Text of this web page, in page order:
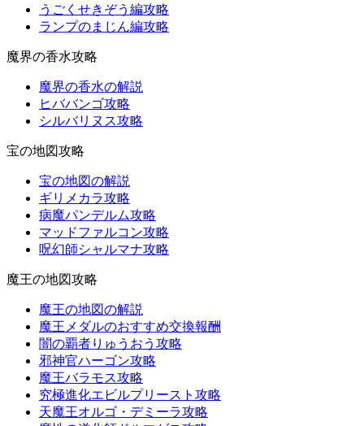
うごくせきぞう編攻略
ランプのまじん編攻略
魔界の香水攻略
魔界の香水の解説
ヒババンゴ攻略
シルバリヌス攻略
宝の地図攻略
宝の地図の解説
ギリメカラ攻略
病魔パンデルム攻略
マッドファルコン攻略
呪幻師シャルマナ攻略
魔王の地図攻略
魔王の地図の解説
魔王メダルのおすすめ交換報酬
闇の覇者りゅうおう攻略
邪神官ハーゴン攻略
魔王バラモス攻略
究極進化エビルプリースト攻略
天魔王オルゴ・デミーラ攻略